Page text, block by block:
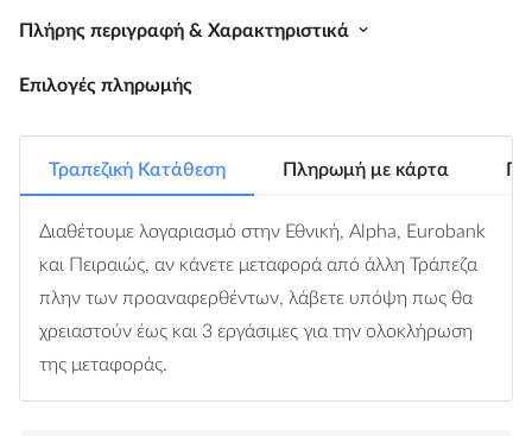
Πλήρης περιγραφή & Χαρακτηριστικά
Επιλογές πληρωμής
Τραπεζική Κατάθεση Πληρωμή με κάρτα
Διαθέτουμε λογαριασμό στην Εθνική, Alpha, Eurobank
και Πειραιώς, αν κάνετε μεταφορά από άλλη Τράπεζα
πλην των προαναφερθέντων, λάβετε υπόψη πως θα
χρειαστούν έως και 3 εργάσιμες για την ολοκλήρωση
της μεταφοράς.